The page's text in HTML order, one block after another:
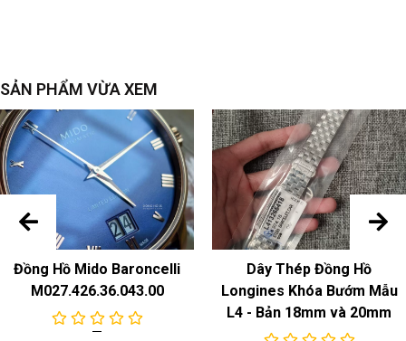
SẢN PHẨM VỪA XEM
Đồng Hồ Mido Baroncelli
M027.426.36.043.00
Dây Thép Đồng Hồ
Longines Khóa Bướm Mẫu
L4 - Bản 18mm và 20mm